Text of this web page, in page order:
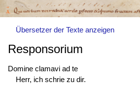
Übersetzer der Texte anzeigen
Responsorium
Domine clamavi ad te
Herr, ich schrie zu dir.